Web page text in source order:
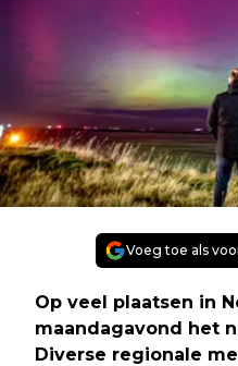
Voeg toe als
Op veel plaatsen in
maandagavond het
Diverse regionale